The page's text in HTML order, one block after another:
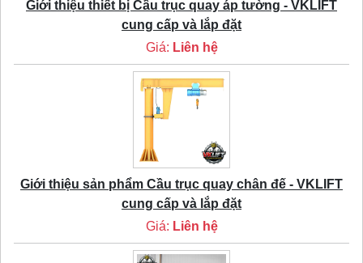
Giới thiệu thiết bị Cầu trục quay áp tường - VKLIFT
cung cấp và lắp đặt
Giá: Liên hệ
Giới thiệu sản phẩm Cầu trục quay chân đế - VKLIFT
cung cấp và lắp đặt
Giá: Liên hệ